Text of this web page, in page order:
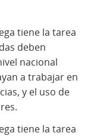
tiene la tarea
deben
nacional
a trabajar en
y el uso de
tiene la tarea